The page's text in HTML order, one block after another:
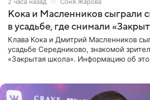
Кока и Масленников сыграли
в усадьбе, где снимали
Клава Кока и Дмитрий Масленников
усадьбе Середниково, знакомой
«Закрытая школа». Информацию об